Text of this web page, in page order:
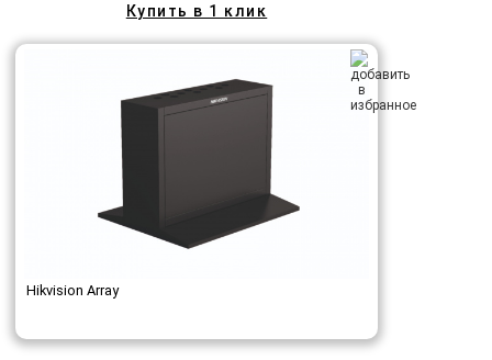
Купить в 1 клик
Hikvision Array